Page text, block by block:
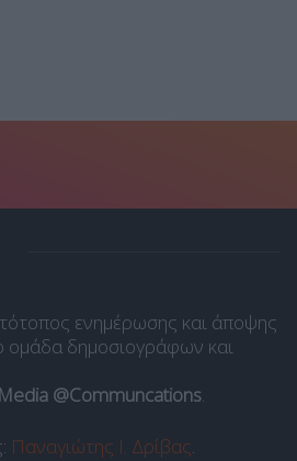
ενημέρωσης και άποψης
ομάδα δημοσιογράφων και
@Communcations.
Παναγιώτης Ι. Δρίβας.